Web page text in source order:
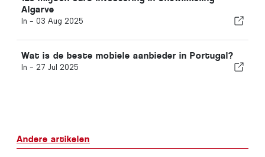
Algarve
In - 03 Aug 2025
Wat is de beste mobiele aanbieder in Portugal?
In - 27 Jul 2025
Andere artikelen